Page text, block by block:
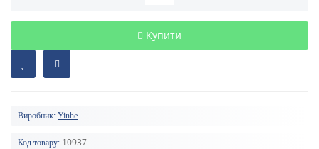
Купити
Виробник: Yinhe
Код товару: 10937